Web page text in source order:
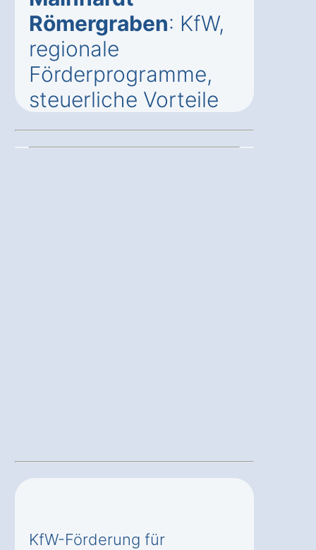
Römergraben: KfW,
regionale
Förderprogramme,
steuerliche Vorteile
KfW-Förderung für